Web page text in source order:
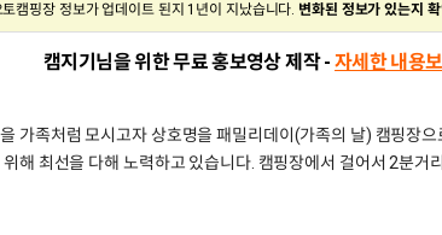
캠핑장 정보가 업데이트 된지 1년이 지났습니다. 변화된 정보가 있는지
캠지기님을 위한 무료 홍보영상 제작 -자세한 내용보
가족처럼 모시고자 상호명을 패밀리데이(가족의 날) 캠핑장
해 최선을 다해 노력하고 있습니다. 캠핑장에서 걸어서 2분거